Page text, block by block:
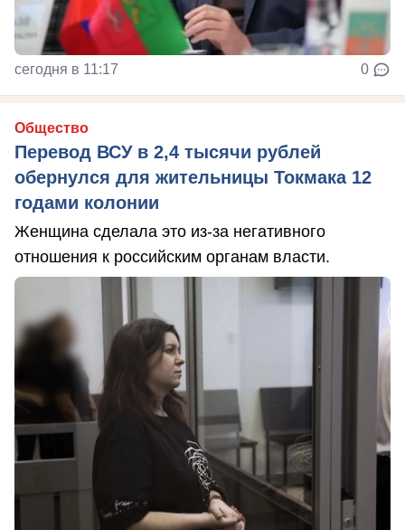
сегодня в 11:17 0
Общество
Перевод ВСУ в 2,4 тысячи рублей
обернулся для жительницы Токмака 12
годами колонии
Женщина сделала это из-за негативного
отношения к российским органам власти.